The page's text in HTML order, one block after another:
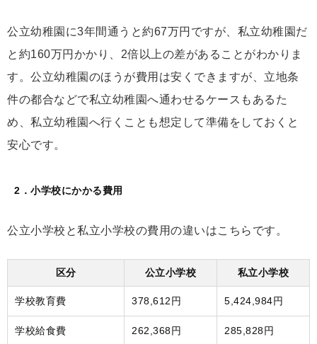
公立幼稚園に3年間通うと約67万円ですが、私立幼稚園だ
と約160万円かかり、2倍以上の差があることがわかりま
す。公立幼稚園のほうが費用は安くできますが、立地条
件の都合などで私立幼稚園へ通わせるケースもあるた
め、私立幼稚園へ行くことも想定して準備をしておくと
安心です。
2．小学校にかかる費用
公立小学校と私立小学校の費用の違いはこちらです。
区分 公立小学校 私立小学校
学校教育費 378,612円 5,424,984円
学校給食費 262,368円 285,828円